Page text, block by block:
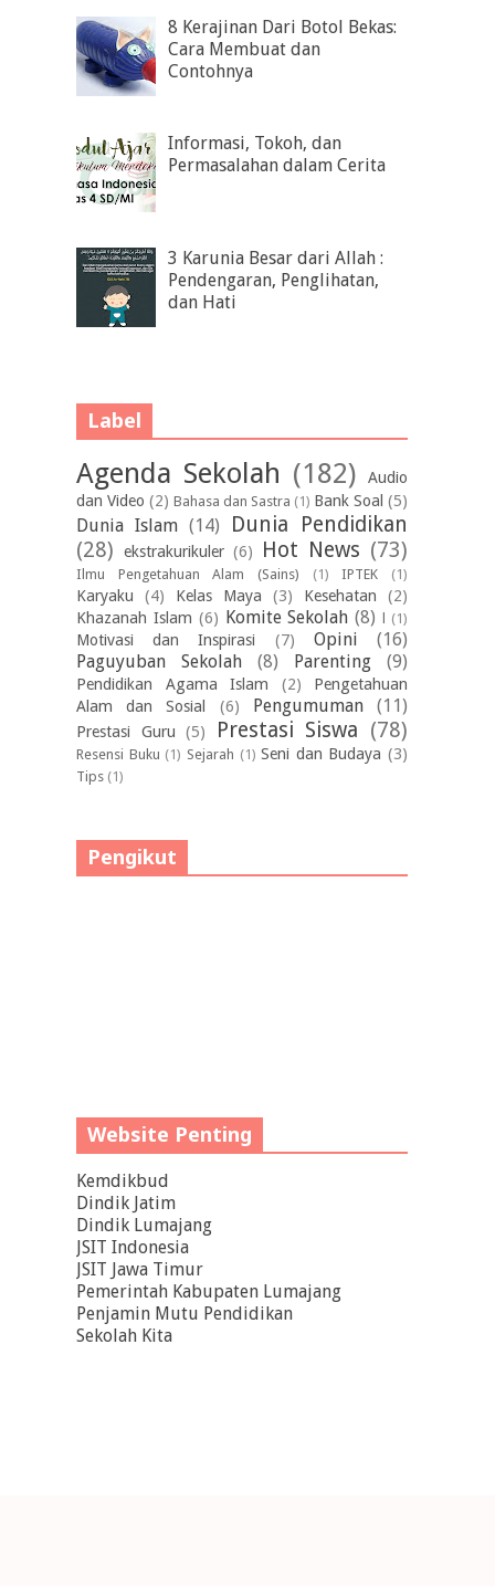
8 Kerajinan Dari Botol Bekas:
Cara Membuat dan
Contohnya
Informasi, Tokoh, dan
Permasalahan dalam Cerita
3 Karunia Besar dari Allah :
Pendengaran, Penglihatan,
dan Hati
Label
Agenda Sekolah (182)
Audio
dan Video (2) Bahasa dan Sastra (1) Bank Soal (5)
Dunia Islam (14)
Dunia Pendidikan
(28)
ekstrakurikuler (6) Hot News (73)
Ilmu Pengetahuan Alam (Sains) (1) IPTEK (1)
Karyaku (4) Kelas Maya (3) Kesehatan
(2)
Khazanah Islam (6) Komite Sekolah (8) (1)
Motivasi dan Inspirasi (7) Opini
(16)
Paguyuban Sekolah
(8) Parenting (9)
Pendidikan Agama Islam (2)
Pengetahuan
Alam dan Sosial
(6) Pengumuman (11)
Prestasi Guru (5) Prestasi Siswa (78)
Resensi Buku (1) Sejarah (1) Seni dan Budaya (3)
Tips (1)
Pengikut
Website Penting
Kemdikbud
Dindik Jatim
Dindik Lumajang
JSIT Indonesia
JSIT Jawa Timur
Pemerintah Kabupaten Lumajang
Penjamin Mutu Pendidikan
Sekolah Kita